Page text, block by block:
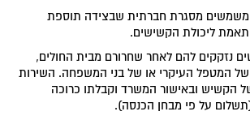
מסגרת חברתית שבצידה תוספת
ליכולת הקשישים.
נזקקים להם לאחר שחרורם מבית החולים,
של המטפל העיקרי או של בני המשפחה. השירות
הקשיש ובאישור המשרד וקבלתו כרוכה
על פי מבחן הכנסה).